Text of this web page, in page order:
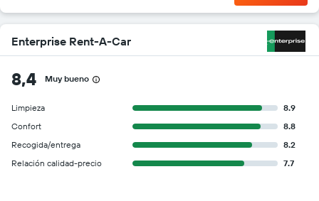
Enterprise Rent-A-Car
8,4 Muy bueno
Limpieza
8.9
Confort
8.8
Recogida/entrega
8.2
Relación calidad-precio
7.7